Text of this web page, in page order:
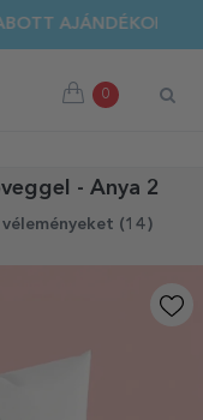
AJÁNDÉKOKAT!
0
- Anya 2
(14 )